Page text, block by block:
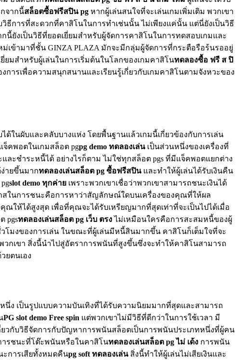
จากนี้สล็อตซื้อฟรีสปิน pg หากผู้เล่นสนใจที่จะเล่นเกมเพิ่มเติม พวกเขา
ธีการที่สะดวกที่คาสิโนในการทำเช่นนั้น ไม่เพียงแค่นั้น แต่นี่ยังเป็นวิธี
นี้ยังเป็นวิธีที่ยอดเยี่ยมสำหรับผู้จัดการคาสิโนในการทดสอบเกมและ
ม่เข้ามาที่ชั้น GINZA PLAZA มักจะมีกลุ่มผู้จัดการที่กระตือรือร้นรออยู่
ยมสำหรับผู้เล่นในการเริ่มต้นในโลกของเกมคาสิโนทดลองซื้อ ฟรี ส ปิ
ารเพื่อความสนุกสนานและเรียนรู้เกี่ยวกับเกมคาสิโนตามจังหวะของ
ด้ในผับและคลับบางแห่ง โดยพื้นฐานแล้วเกมนี้เกี่ยวข้องกับการเล่น
จ็คพอตในเกมสล็อต pgpg demo ทดลองเล่นเป็นส่วนหนึ่งของเครื่องที่
ละชำระหนี้ได้ อย่างไรก็ตาม ไม่ใช่ทุกสล็อต pgs ที่มีแจ็คพอตแยกต่าง
ายขึ้นมากทดลองเล่นสล็อต pg ซื้อฟรีสปินและทำให้ผู้เล่นได้รับเงินคืน
slot demo ทุกค่าย เพราะพวกเขาเชื่อว่าพวกเขาสามารถชนะเงินได้
สในการชนะคือการหาว่าสัญลักษณ์ใดบนเครื่องของคุณที่ให้ผล
ณให้ได้สูงสุด เพื่อที่คุณจะได้รับเหรียญมากที่สุดเท่าที่จะเป็นไปได้เมื่อ
pgsทดลองเล่นสล็อต pg เว็บ ตรงไม่เหมือนใครคือการสะสมหนี้ของผู้
วโมงของการเล่น ในขณะที่ผู้เล่นมีหนี้สินมากขึ้น คาสิโนก็เต็มใจที่จะ
เขา สิ่งนี้นำไปสู่อัตราการพนันที่สูงขึ้นซึ่งจะทำให้คาสิโนสามารถ
ยตนเอง
นึ่ง เป็นรูปแบบความบันเทิงที่ได้รับความนิยมมากที่สุดและสามารถ
PG slot demo Free spin แต่พวกเขาไม่มีวิธีที่ดีกว่าในการใช้เวลา มี
วกับวิธีจัดการกับปัญหาการพนันสล็อตเป็นการพนันประเภทหนึ่งที่ผู้คน
ารชนะที่โต๊ะพนันหรือในคาสิโนทดลองเล่นสล็อต pg ไม่ เด้ง การพนัน
ะการเสียทั้งหมดคืนpg soft ทดลองเล่นสิ่งนี้ทำให้ผู้เล่นไม่เสียเงินและ